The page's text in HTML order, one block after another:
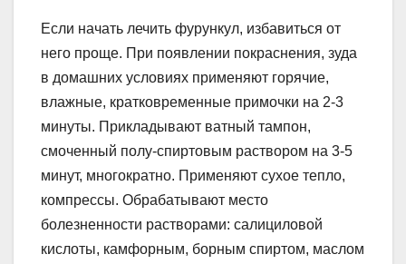
Если начать лечить фурункул, избавиться от
него проще. При появлении покраснения, зуда
в домашних условиях применяют горячие,
влажные, кратковременные примочки на 2-3
минуты. Прикладывают ватный тампон,
смоченный полу-спиртовым раствором на 3-5
минут, многократно. Применяют сухое тепло,
компрессы. Обрабатывают место
болезненности растворами: салициловой
кислоты, камфорным, борным спиртом, маслом